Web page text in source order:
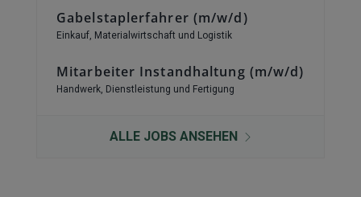
Gabelstaplerfahrer (m/w/d)
Einkauf, Materialwirtschaft und Logistik
Mitarbeiter Instandhaltung (m/w/d)
Handwerk, Dienstleistung und Fertigung
ALLE JOBS ANSEHEN